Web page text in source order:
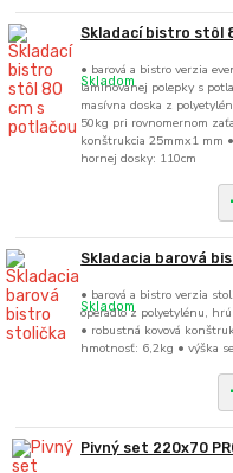
Skladací bistro stôl
• barová a bistro verzia
laminovanej polepky s
masívna doska z
50kg pri rovnomernom
konštrukcia 25mmx1 mm
hornej dosky: 110cm
Skladom
Skladacia barová
• barová a bistro verzia
operadlo z polyetylénu,
• robustná kovová
hmotnosť: 6,2kg • výška
Skladom
Pivný set 220x70